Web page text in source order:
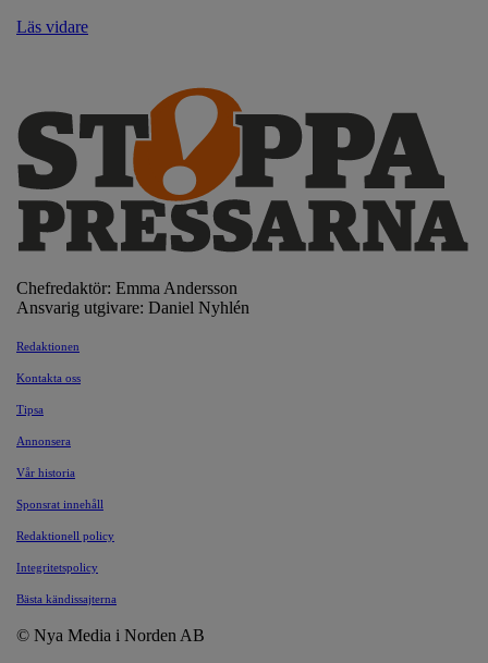
Läs vidare
Chefredaktör: Emma Andersson
Ansvarig utgivare: Daniel Nyhlén
Redaktionen
Kontakta oss
Tipsa
Annonsera
Vår historia
Sponsrat innehåll
Redaktionell policy
Integritetspolicy
Bästa kändissajterna
© Nya Media i Norden AB